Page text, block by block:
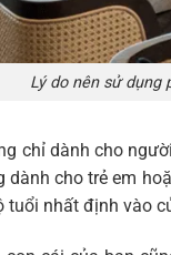
Lý do nên sử dụng
chỉ dành cho
dành cho trẻ em
tuổi nhất định vào